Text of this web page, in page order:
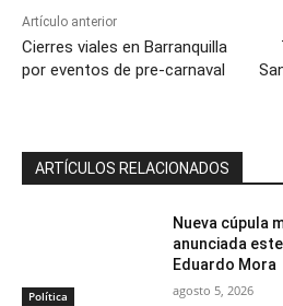
Artículo anterior
Cierres viales en Barranquilla
por eventos de pre-carnaval
ARTÍCULOS RELACIONADOS
Política
Nueva cúpula
anunciada
Eduardo Mora
agosto 5, 2026